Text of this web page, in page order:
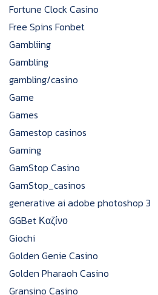
Fortune Clock Casino
Free Spins Fonbet
Gambliing
Gambling
gambling/casino
Game
Games
Gamestop casinos
Gaming
GamStop Casino
GamStop_casinos
generative ai adobe photoshop 3
GGBet Καζίνο
Giochi
Golden Genie Casino
Golden Pharaoh Casino
Gransino Casino